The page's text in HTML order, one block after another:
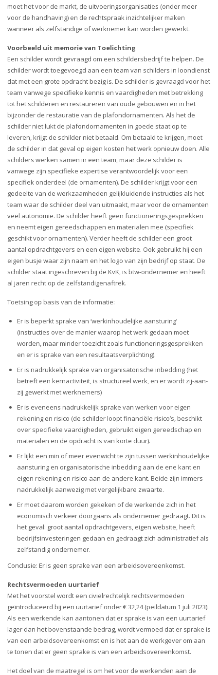
moet het voor de markt, de uitvoeringsorganisaties (onder meer
voor de handhaving) en de rechtspraak inzichtelijker maken
wanneer als zelfstandige of werknemer kan worden gewerkt.
Voorbeeld uit memorie van Toelichting
Een schilder wordt gevraagd om een schildersbedrijf te helpen. De
schilder wordt toegevoegd aan een team van schilders in loondienst
dat met een grote opdracht bezig is. De schilder is gevraagd voor het
team vanwege specifieke kennis en vaardigheden met betrekking
tot het schilderen en restaureren van oude gebouwen en in het
bijzonder de restauratie van de plafondornamenten. Als het de
schilder niet lukt de plafondornamenten in goede staat op te
leveren, krijgt de schilder niet betaald. Om betaald te krijgen, moet
de schilder in dat geval op eigen kosten het werk opnieuw doen. Alle
schilders werken samen in een team, maar deze schilder is
vanwege zijn specifieke expertise verantwoordelijk voor een
specifiek onderdeel (de ornamenten). De schilder krijgt voor een
gedeelte van de werkzaamheden gelijkluidende instructies als het
team waar de schilder deel van uitmaakt, maar voor de ornamenten
veel autonomie. De schilder heeft geen functioneringsgesprekken
en neemt eigen gereedschappen en materialen mee (specifiek
geschikt voor ornamenten). Verder heeft de schilder een groot
aantal opdrachtgevers en een eigen website. Ook gebruikt hij een
eigen busje waar zijn naam en het logo van zijn bedrijf op staat. De
schilder staat ingeschreven bij de KvK, is btw-ondernemer en heeft
al jaren recht op de zelfstandigenaftrek.
Toetsing op basis van de informatie:
Er is beperkt sprake van ‘werkinhoudelijke aansturing’
(instructies over de manier waarop het werk gedaan moet
worden, maar minder toezicht zoals functioneringsgesprekken
en er is sprake van een resultaatsverplichting).
Er is nadrukkelijk sprake van organisatorische inbedding (het
betreft een kernactiviteit, is structureel werk, en er wordt zij-aan-
zij gewerkt met werknemers)
Er is eveneens nadrukkelijk sprake van werken voor eigen
rekening en risico (de schilder loopt financiële risico’s, beschikt
over specifieke vaardigheden, gebruikt eigen gereedschap en
materialen en de opdracht is van korte duur).
Er lijkt een min of meer evenwicht te zijn tussen werkinhoudelijke
aansturing en organisatorische inbedding aan de ene kant en
eigen rekening en risico aan de andere kant. Beide zijn immers
nadrukkelijk aanwezig met vergelijkbare zwaarte.
Er moet daarom worden gekeken of de werkende zich in het
economisch verkeer doorgaans als ondernemer gedraagt. Dit is
het geval: groot aantal opdrachtgevers, eigen website, heeft
bedrijfsinvesteringen gedaan en gedraagt zich administratief als
zelfstandig ondernemer.
Conclusie: Er is geen sprake van een arbeidsovereenkomst.
Rechtsvermoeden uurtarief
Met het voorstel wordt een civielrechtelijk rechtsvermoeden
geïntroduceerd bij een uurtarief onder € 32,24 (peildatum 1 juli 2023).
Als een werkende kan aantonen dat er sprake is van een uurtarief
lager dan het bovenstaande bedrag, wordt vermoed dat er sprake is
van een arbeidsovereenkomst en is het aan de werkgever om aan
te tonen dat er geen sprake is van een arbeidsovereenkomst.
Het doel van de maatregel is om het voor de werkenden aan de